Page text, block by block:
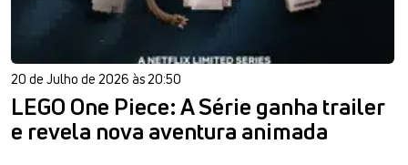
20 de Julho de 2026 às 20:50
LEGO One Piece: A Série ganha trailer
e revela nova aventura animada